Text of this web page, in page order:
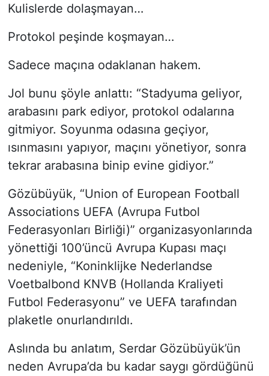
Kulislerde dolaşmayan…
Protokol peşinde koşmayan…
Sadece maçına odaklanan hakem.
Jol bunu şöyle anlattı: “Stadyuma geliyor,
arabasını park ediyor, protokol odalarına
gitmiyor. Soyunma odasına geçiyor,
ısınmasını yapıyor, maçını yönetiyor, sonra
tekrar arabasına binip evine gidiyor.”
Gözübüyük, “Union of European Football
Associations UEFA (Avrupa Futbol
Federasyonları Birliği)” organizasyonlarında
yönettiği 100’üncü Avrupa Kupası maçı
nedeniyle, “Koninklijke Nederlandse
Voetbalbond KNVB (Hollanda Kraliyeti
Futbol Federasyonu” ve UEFA tarafından
plaketle onurlandırıldı.
Aslında bu anlatım, Serdar Gözübüyük’ün
neden Avrupa’da bu kadar saygı gördüğünü